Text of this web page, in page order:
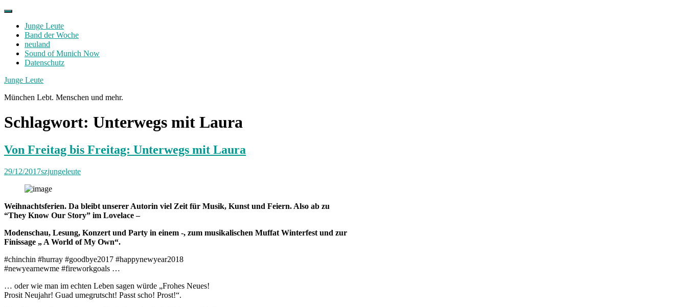
Skip
contentJunge Leute
Band der Woche
neuland
Sound of Munich Now
Datenschutz
Facebook
Twitter
Instagram
Junge Leute
München Lebt. Menschen und mehr.
Schlagwort: Unterwegs mit Laura
Von Freitag bis Freitag: Unterwegs mit Laura
29/12/2017szjungeleute
Weihnachtsferien. Da bleibt unserer Autorin viel Zeit für Musik, Kunst und Feiern. Also ab zu
“They Know Our Story” im Lovelace –
Modenschau, Lesung, Konzert und Party in einem -, zum musikalischen Muffat Winterfest und zur
Finissage „ A World of My Own“.
#chinchin #hurray #goodbye2017 #happynewyear2018
#newyearnewme #fireworkgoals …
… oder wie man im echten Leben sagen würde „Frohes Neues!
Prosit Neujahr! Guad umegrutscht! Passt scho! Prost!“.